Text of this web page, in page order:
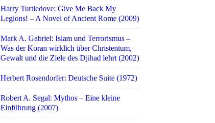
Harry Turtledove: Give Me Back My
Legions! – A Novel of Ancient Rome (2009)
Mark A. Gabriel: Islam und Terrorismus –
Was der Koran wirklich über Christentum,
Gewalt und die Ziele des Djihad lehrt (2002)
Herbert Rosendorfer: Deutsche Suite (1972)
Robert A. Segal: Mythos – Eine kleine
Einführung (2007)